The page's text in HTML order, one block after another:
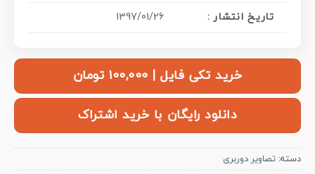
تاریخ انتشار : 1397/01/26
خرید تکی فایل | ۱۰۰,۰۰۰ تومان
دانلود رایگان با خرید اشتراک
دسته: تصاویر دوربری